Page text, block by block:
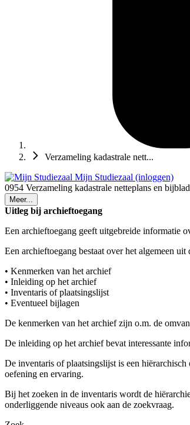
Verzameling kadastrale nett...
Mijn Studiezaal (inloggen)
0954 Verzameling kadastrale netteplans en
Meer...
Uitleg bij archieftoegang
Een archieftoegang geeft uitgebreide informatie
Een archieftoegang bestaat over het algemeen uit
• Kenmerken van het archief
• Inleiding op het archief
• Inventaris of plaatsingslijst
• Eventueel bijlagen
De kenmerken van het archief zijn o.m. de
De inleiding op het archief bevat interessante
De inventaris of plaatsingslijst is een
oefening en ervaring.
Bij het zoeken in de inventaris wordt de
onderliggende niveaus ook aan de zoekvraag.